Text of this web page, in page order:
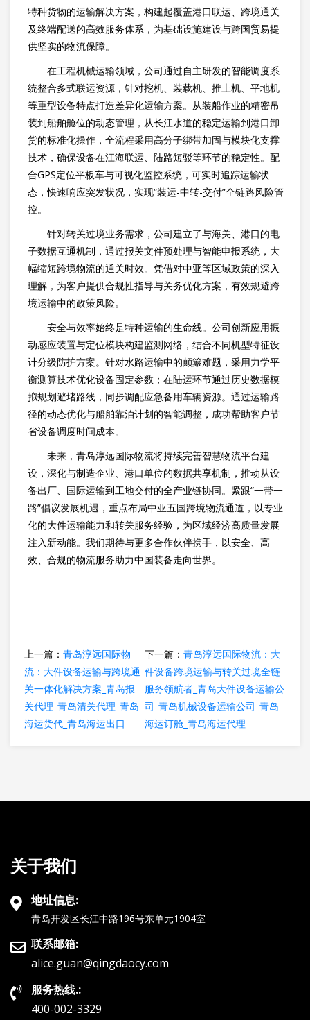
特种货物的运输解决方案，构建起覆盖港口联运、跨境通关
及终端配送的高效服务体系，为基础设施建设与跨国贸易提
供坚实的物流保障。
在工程机械运输领域，公司通过自主研发的智能调度系
统整合多式联运资源，针对挖机、装载机、推土机、平地机
等重型设备特点打造差异化运输方案。从装船作业的精密吊
装到船舶舱位的动态管理，从长江水道的稳定运输到港口卸
货的标准化操作，全流程采用高分子绑带加固与模块化支撑
技术，确保设备在江海联运、陆路短驳等环节的稳定性。配
合GPS定位平板车与可视化监控系统，可实时追踪运输状
态，快速响应突发状况，实现“装运-中转-交付”全链路风险管
控。
针对转关过境业务需求，公司建立了与海关、港口的电
子数据互通机制，通过报关文件预处理与智能申报系统，大
幅缩短跨境物流的通关时效。凭借对中亚等区域政策的深入
理解，为客户提供合规性指导与关务优化方案，有效规避跨
境运输中的政策风险。
安全与效率始终是特种运输的生命线。公司创新应用振
动感应装置与定位模块构建监测网络，结合不同机型特征设
计分级防护方案。针对水路运输中的颠簸难题，采用力学平
衡测算技术优化设备固定参数；在陆运环节通过历史数据模
拟规划避堵路线，同步调配应急备用车辆资源。通过运输路
径的动态优化与船舶靠泊计划的智能调整，成功帮助客户节
省设备调度时间成本。
未来，青岛淳远国际物流将持续完善智慧物流平台建
设，深化与制造企业、港口单位的数据共享机制，推动从设
备出厂、国际运输到工地交付的全产业链协同。紧跟“一带一
路”倡议发展机遇，重点布局中亚五国跨境物流通道，以专业
化的大件运输能力和转关服务经验，为区域经济高质量发展
注入新动能。我们期待与更多合作伙伴携手，以安全、高
效、合规的物流服务助力中国装备走向世界。
上一篇： 青岛淳远国际物
流：大件设备运输与跨境通
关一体化解决方案_青岛报
关代理_青岛清关代理_青岛
海运货代_青岛海运出口
下一篇： 青岛淳远国际物流：大
件设备跨境运输与转关过境全链
服务领航者_青岛大件设备运输公
司_青岛机械设备运输公司_青岛
海运订舱_青岛海运代理
关于我们
地址信息:
青岛开发区长江中路196号东单元1904室
联系邮箱:
alice.guan@qingdaocy.com
服务热线.:
400-002-3329